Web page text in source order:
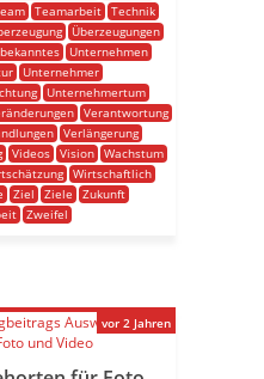
Teamarbeit
Technik
Überzeugungen
Unternehmen
Unternehmer
Unternehmertum
Verantwortung
Verlängerung
Videos Vision
Wachstum
Wirtschaftlich
Ziel Ziele
Zukunft
Zweifel
vor 2 Jahren